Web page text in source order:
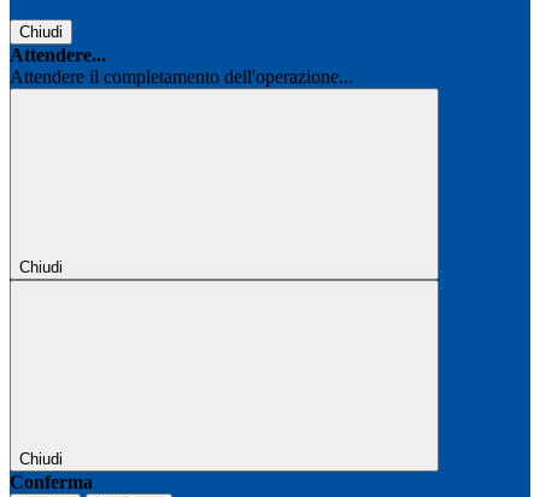
Chiudi
Attendere...
Attendere il completamento dell'operazione...
Chiudi
Chiudi
Conferma